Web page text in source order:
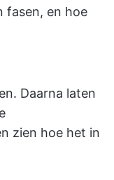
fasen, en hoe
Daarna laten
zien hoe het in